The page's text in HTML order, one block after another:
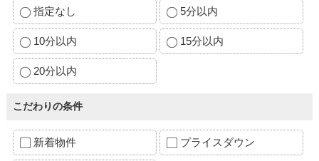
指定なし 5分以内
10分以内 15分以内
20分以内
こだわりの条件
新着物件 プライスダウン